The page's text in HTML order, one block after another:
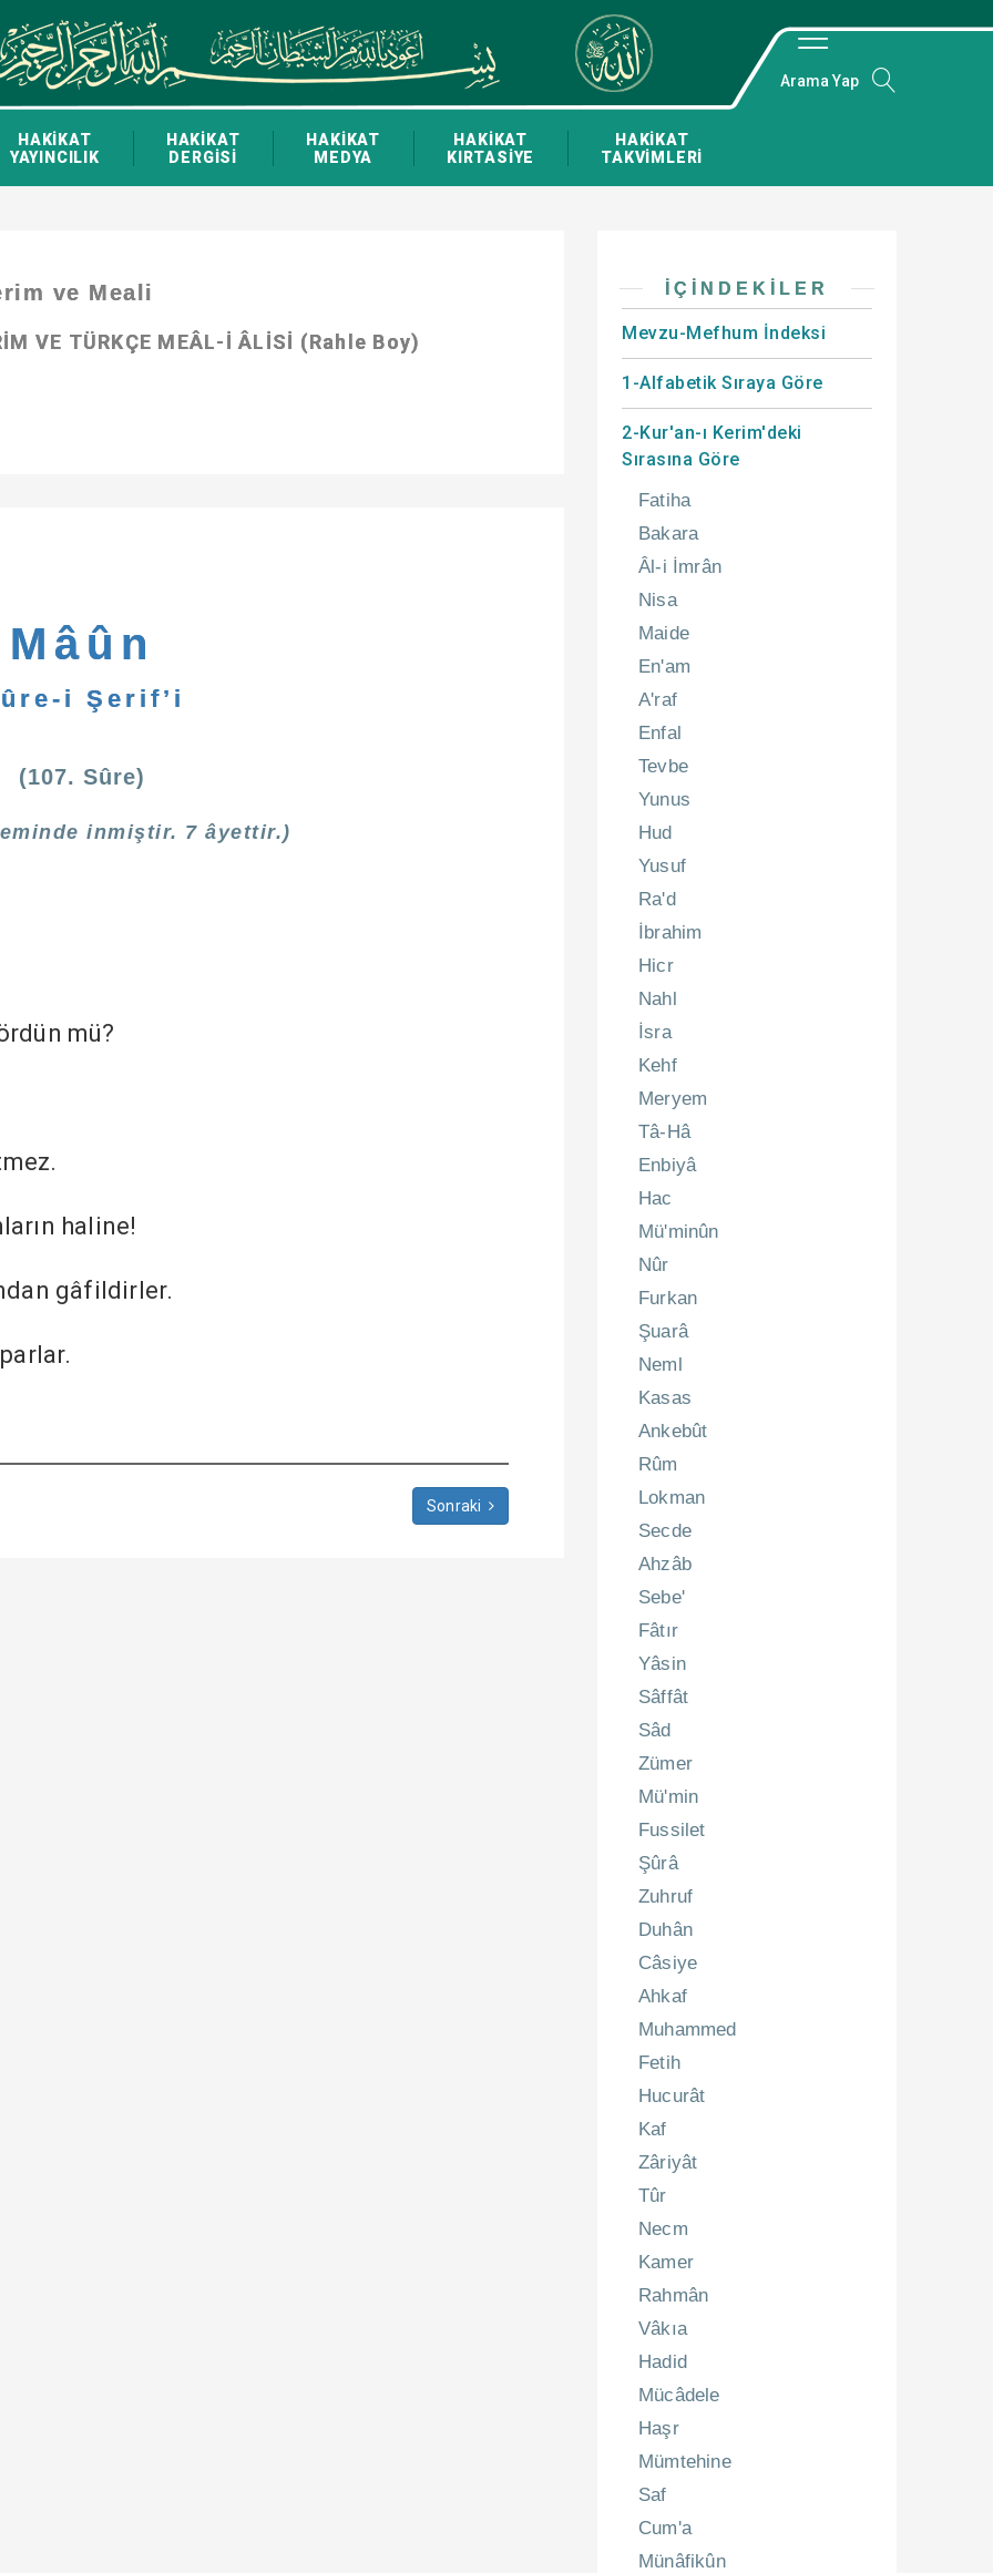
HAKİKAT
YAYINCILIK
HAKİKAT
DERGİSİ
HAKİKAT
MEDYA
HAKİKAT
KIRTASİYE
HAKİKAT
TAKVİMLERİ
Arama Yap
ve Meali
VE TÜRKÇE MEÂL-İ ÂLİSİ (Rahle Boy)
Mâûn
i Şerif’i
(107. Sûre)
inmiştir. 7 âyettir.)
mü?
haline!
gâfildirler.
Sonraki
İÇINDEKILER
Mevzu-Mefhum İndeksi
1-Alfabetik Sıraya Göre
2-Kur'an-ı Kerim'deki
Sırasına Göre
Fatiha
Bakara
Âl-i İmrân
Nisa
Maide
En'am
A'raf
Enfal
Tevbe
Yunus
Hud
Yusuf
Ra'd
İbrahim
Hicr
Nahl
İsra
Kehf
Meryem
Tâ-Hâ
Enbiyâ
Hac
Mü'minûn
Nûr
Furkan
Şuarâ
Neml
Kasas
Ankebût
Rûm
Lokman
Secde
Ahzâb
Sebe'
Fâtır
Yâsin
Sâffât
Sâd
Zümer
Mü'min
Fussilet
Şûrâ
Zuhruf
Duhân
Câsiye
Ahkaf
Muhammed
Fetih
Hucurât
Kaf
Zâriyât
Tûr
Necm
Kamer
Rahmân
Vâkıa
Hadid
Mücâdele
Haşr
Mümtehine
Saf
Cum'a
Münâfikûn